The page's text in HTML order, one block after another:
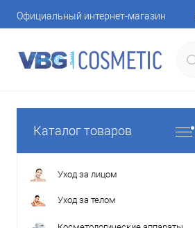
Официальный интернет-магазин
Каталог товаров
Уход за лицом
Уход за телом